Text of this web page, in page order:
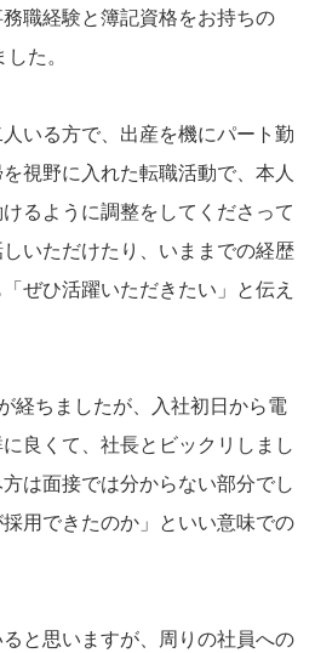
職経験と簿記資格をお持ちの
た。
いる方で、出産を機にパート勤
視野に入れた転職活動で、本人
るように調整をしてくださって
いただけたり、いままでの経歴
ぜひ活躍いただきたい」と伝え
経ちましたが、入社初日から電
良くて、社長とビックリしまし
は面接では分からない部分でし
用できたのか」といい意味での
と思いますが、周りの社員への